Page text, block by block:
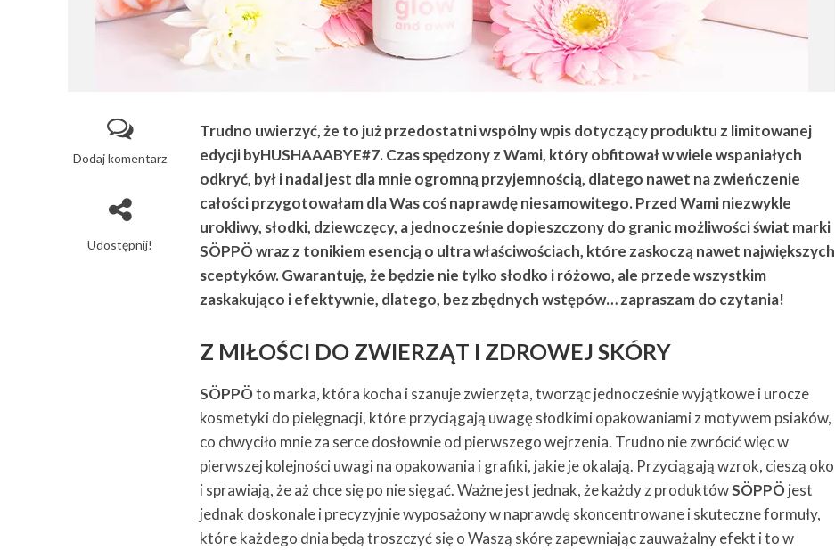
Dodaj komentarz
Udostępnij!
Trudno uwierzyć, że to już przedostatni wspólny wpis dotyczący produktu z limitowanej
edycji byHUSHAAABYE#7. Czas spędzony z Wami, który obfitował w wiele wspaniałych
odkryć, był i nadal jest dla mnie ogromną przyjemnością, dlatego nawet na zwieńczenie
całości przygotowałam dla Was coś naprawdę niesamowitego. Przed Wami niezwykle
urokliwy, słodki, dziewczęcy, a jednocześnie dopieszczony do granic możliwości świat marki
SÖPPÖ wraz z tonikiem esencją o ultra właściwościach, które zaskoczą nawet największych
sceptyków. Gwarantuję, że będzie nie tylko słodko i różowo, ale przede wszystkim
zaskakująco i efektywnie, dlatego, bez zbędnych wstępów… zapraszam do czytania!
Z MIŁOŚCI DO ZWIERZĄT I ZDROWEJ SKÓRY
SÖPPÖto marka, która kocha i szanuje zwierzęta, tworząc jednocześnie wyjątkowe i urocze
kosmetyki do pielęgnacji, które przyciągają uwagę słodkimi opakowaniami z motywem psiaków,
co chwyciło mnie za serce dosłownie od pierwszego wejrzenia. Trudno nie zwrócić więc w
pierwszej kolejności uwagi na opakowania i grafiki, jakie je okalają. Przyciągają wzrok, cieszą oko
i sprawiają, że aż chce się po nie sięgać. Ważne jest jednak, że każdy z produktówSÖPPÖjest
jednak doskonale i precyzyjnie wyposażony w naprawdę skoncentrowane i skuteczne formuły,
które każdego dnia będą troszczyć się o Waszą skórę zapewniając zauważalny efekt i to w